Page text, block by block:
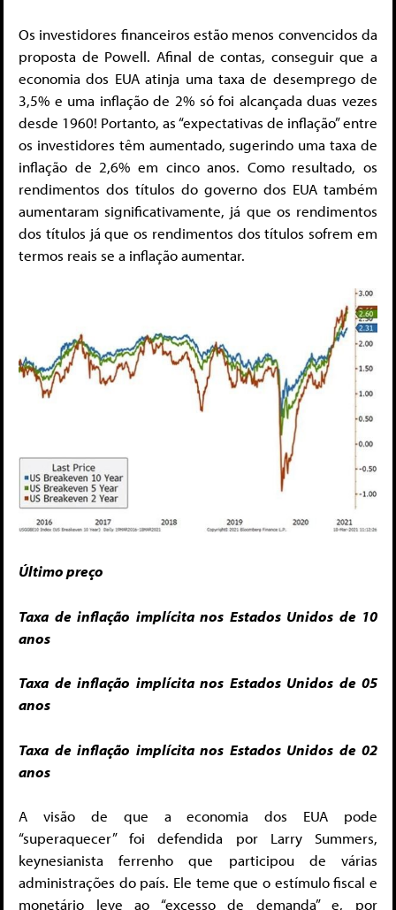
Os investidores financeiros estão menos convencidos da
proposta de Powell. Afinal de contas, conseguir que a
economia dos EUA atinja uma taxa de desemprego de
3,5% e uma inflação de 2% só foi alcançada duas vezes
desde 1960! Portanto, as “expectativas de inflação” entre
os investidores têm aumentado, sugerindo uma taxa de
inflação de 2,6% em cinco anos. Como resultado, os
rendimentos dos títulos do governo dos EUA também
aumentaram significativamente, já que os rendimentos
dos títulos já que os rendimentos dos títulos sofrem em
termos reais se a inflação aumentar.
Último preço
Taxa de inflação implícita nos Estados Unidos de 10
anos
Taxa de inflação implícita nos Estados Unidos de 05
anos
Taxa de inflação implícita nos Estados Unidos de 02
anos
A visão de que a economia dos EUA pode
“superaquecer” foi defendida por Larry Summers,
keynesianista ferrenho que participou de várias
administrações do país. Ele teme que o estímulo fiscal e
monetário leve ao “excesso de demanda” e, por